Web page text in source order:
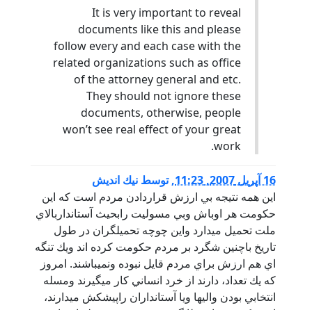
It is very important to reveal
documents like this and please
follow every and each case with the
related organizations such as office
of the attorney general and etc.
They should not ignore these
documents, otherwise, people
won’t see real effect of your great
work.
16 آپریل 2007, 11:23 ,توسط نيك انديش
اين همه نتيجه بي ارزش قراردادن مردم است كه اين
حكومت هر اوباش وبي مسوليت رابحيث آستانداربالاي
ملت تحميل ميدارد واين چوچه تحميلگران در طول
تاريخ باچنين شگرد بر مردم حكومت كرده اند ويك تنگه
اي هم ارزش براي مردم قايل نبوده ونميباشند. امروز
كه يك تعداد، دارند از خرد انساني كار ميگيرند ومسله
انتخابي بودن واليها ويا آستانداران راپيشكش ميدارند،